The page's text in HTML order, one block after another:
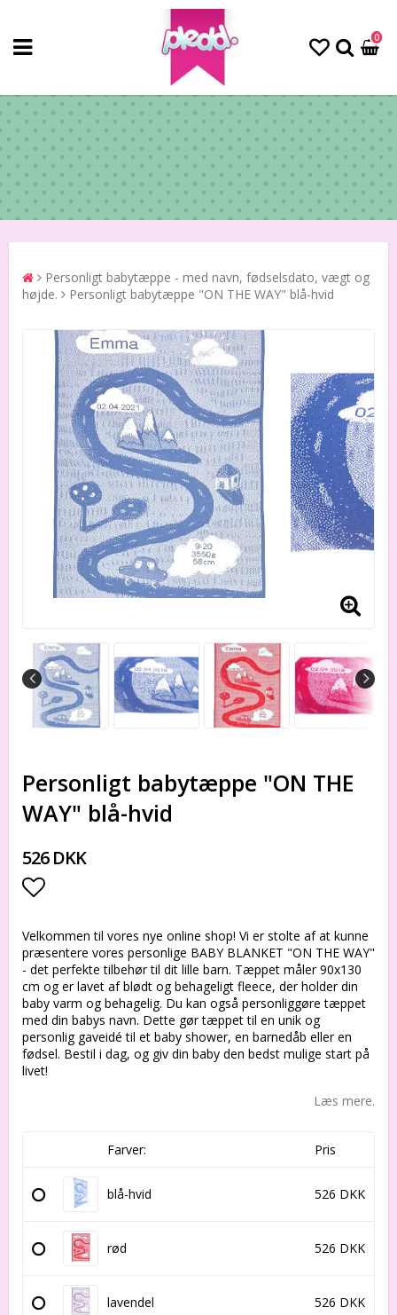
0
Personligt babytæppe - med navn, fødselsdato, vægt og
højde.
Personligt babytæppe "ON THE WAY" blå-hvid
Personligt babytæppe "ON THE
WAY" blå-hvid
526 DKK
Velkommen til vores nye online shop! Vi er stolte af at kunne
præsentere vores personlige BABY BLANKET "ON THE WAY"
- det perfekte tilbehør til dit lille barn. Tæppet måler 90x130
cm og er lavet af blødt og behageligt fleece, der holder din
baby varm og behagelig. Du kan også personliggøre tæppet
med din babys navn. Dette gør tæppet til en unik og
personlig gaveidé til et baby shower, en barnedåb eller en
fødsel. Bestil i dag, og giv din baby den bedst mulige start på
livet!
Læs mere.
Farver: Pris
blå-hvid 526 DKK
rød 526 DKK
lavendel 526 DKK